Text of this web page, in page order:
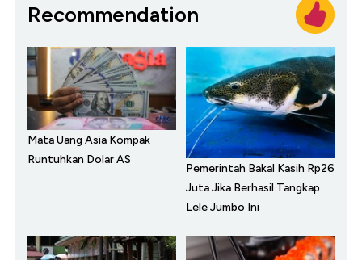
Recommendation
Mata Uang Asia Kompak
Runtuhkan Dolar AS
Pemerintah Bakal Kasih Rp26
Juta Jika Berhasil Tangkap
Lele Jumbo Ini